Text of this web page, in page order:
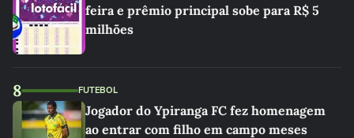
feira e prêmio principal sobe para R$ 5
milhões
8 FUTEBOL
Jogador do Ypiranga FC fez homenagem
ao entrar com filho em campo meses